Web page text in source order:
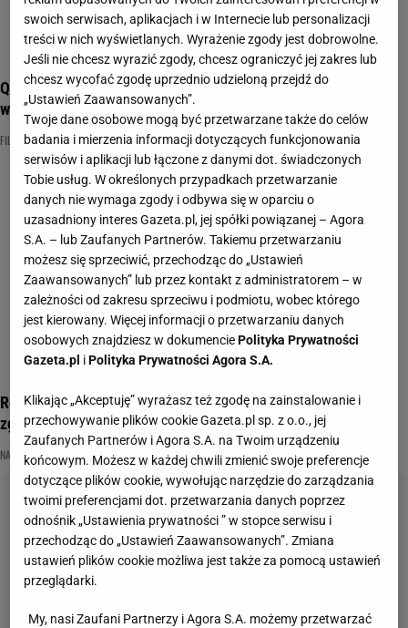
Quiz popkulturowy. Bez wątpienia znasz tych bohaterów, ale
wiesz, skąd?
FILM KSIĄŻKI POPKULTURA
Rozpoznasz serial po postaci? Tylko najwięksi wymiatacze
zgarną 11/11
NAJNOWSZE QUIZY DZISIAJ DODANE POSTACI FIKCYJNE QUIZ WIEDZY
swoich serwisach, aplikacjach i w Internecie lub personalizacji
treści w nich wyświetlanych. Wyrażenie zgody jest dobrowolne.
Jeśli nie chcesz wyrazić zgody, chcesz ograniczyć jej zakres lub
chcesz wycofać zgodę uprzednio udzieloną przejdź do
„Ustawień Zaawansowanych”.
Twoje dane osobowe mogą być przetwarzane także do celów
badania i mierzenia informacji dotyczących funkcjonowania
serwisów i aplikacji lub łączone z danymi dot. świadczonych
Tobie usług. W określonych przypadkach przetwarzanie
danych nie wymaga zgody i odbywa się w oparciu o
uzasadniony interes Gazeta.pl, jej spółki powiązanej – Agora
S.A. – lub Zaufanych Partnerów. Takiemu przetwarzaniu
możesz się sprzeciwić, przechodząc do „Ustawień
Zaawansowanych” lub przez kontakt z administratorem – w
zależności od zakresu sprzeciwu i podmiotu, wobec którego
jest kierowany. Więcej informacji o przetwarzaniu danych
osobowych znajdziesz w dokumenciePolityka Prywatności
Gazeta.pl iPolityka Prywatności Agora S.A.
Klikając „Akceptuję” wyrażasz też zgodę na zainstalowanie i
przechowywanie plików cookie Gazeta.pl sp. z o.o., jej
Zaufanych Partnerów i Agora S.A. na Twoim urządzeniu
końcowym. Możesz w każdej chwili zmienić swoje preferencje
dotyczące plików cookie, wywołując narzędzie do zarządzania
twoimi preferencjami dot. przetwarzania danych poprzez
odnośnik „Ustawienia prywatności ” w stopce serwisu i
przechodząc do „Ustawień Zaawansowanych”. Zmiana
ustawień plików cookie możliwa jest także za pomocą ustawień
przeglądarki.
My, nasi Zaufani Partnerzy i Agora S.A. możemy przetwarzać